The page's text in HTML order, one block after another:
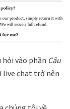
hỏi vào phần Câu
live chat trở nên